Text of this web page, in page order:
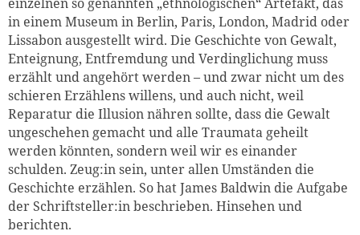
einzelnen so genannten „ethnologischen“ Artefakt, das
in einem Museum in Berlin, Paris, London, Madrid oder
Lissabon ausgestellt wird. Die Geschichte von Gewalt,
Enteignung, Entfremdung und Verdinglichung muss
erzählt und angehört werden – und zwar nicht um des
schieren Erzählens willens, und auch nicht, weil
Reparatur die Illusion nähren sollte, dass die Gewalt
ungeschehen gemacht und alle Traumata geheilt
werden könnten, sondern weil wir es einander
schulden. Zeug:in sein, unter allen Umständen die
Geschichte erzählen. So hat James Baldwin die Aufgabe
der Schriftsteller:in beschrieben. Hinsehen und
berichten.